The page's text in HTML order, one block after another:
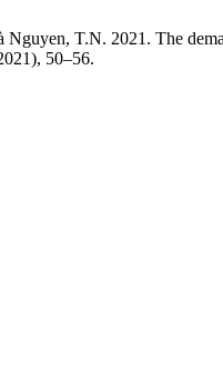
T.N. 2021. The
50–56.